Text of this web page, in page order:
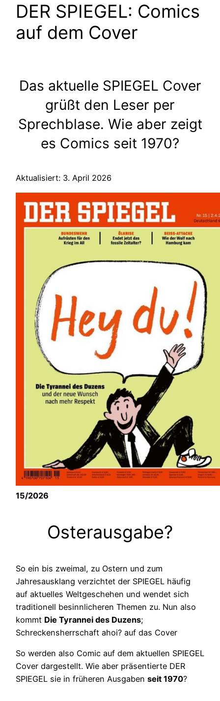
DER SPIEGEL: Comics
auf dem Cover
Das aktuelle SPIEGEL Cover
grüßt den Leser per
Sprechblase. Wie aber zeigt
es Comics seit 1970?
Aktualisiert: 3. April 2026
15/2026
Osterausgabe?
So ein bis zweimal, zu Ostern und zum
Jahresausklang verzichtet der SPIEGEL häufig
auf aktuelles Weltgeschehen und wendet sich
traditionell besinnlicheren Themen zu. Nun also
kommt Die Tyrannei des Duzens;
Schreckensherrschaft ahoi? auf das Cover
So werden also Comic auf dem aktuellen SPIEGEL
Cover dargestellt. Wie aber präsentierte DER
SPIEGEL sie in früheren Ausgaben seit 1970?